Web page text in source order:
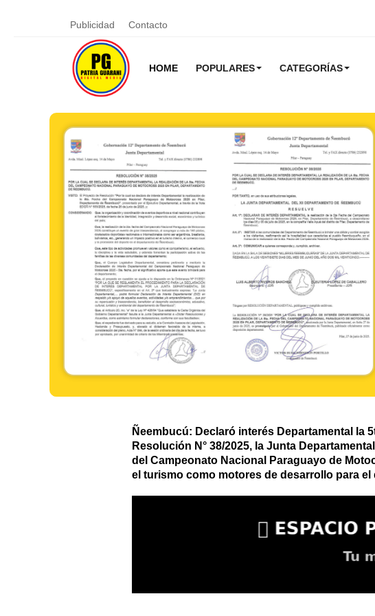
Publicidad Contacto
HOME POPULARES CATEGORÍAS
Ñeembucú: Declaró interés Departamental la
Resolución N° 38/2025, la Junta
del Campeonato Nacional Paraguayo de
el turismo como motores de desarrollo para